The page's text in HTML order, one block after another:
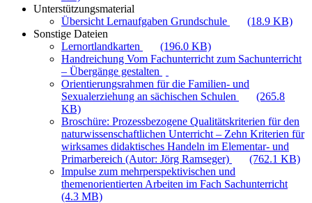
Unterstützungsmaterial
Übersicht Lernaufgaben Grundschule
(18.9 KB)
Sonstige Dateien
Lernortlandkarten
(196.0 KB)
Handreichung Vom Fachunterricht zum Sachunterricht
– Übergänge gestalten
Orientierungsrahmen für die Familien- und
Sexualerziehung an sächischen Schulen
(265.8
KB)
Broschüre: Prozessbezogene Qualitätskriterien für den
naturwissenschaftlichen Unterricht – Zehn Kriterien für
wirksames didaktisches Handeln im Elementar- und
Primarbereich (Autor: Jörg Ramseger)
(762.1 KB)
Impulse zum mehrperspektivischen und
themenorientierten Arbeiten im Fach Sachunterricht
(4.3 MB)